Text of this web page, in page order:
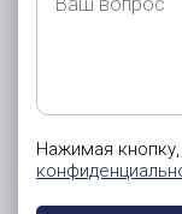
вопрос
Нажимая